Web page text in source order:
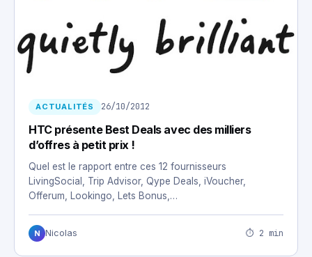
ACTUALITÉS 26/10/2012
HTC présente Best Deals avec des milliers
d’offres à petit prix !
Quel est le rapport entre ces 12 fournisseurs
LivingSocial, Trip Advisor, Qype Deals, iVoucher,
Offerum, Lookingo, Lets Bonus,…
N Nicolas ⏱ 2 min